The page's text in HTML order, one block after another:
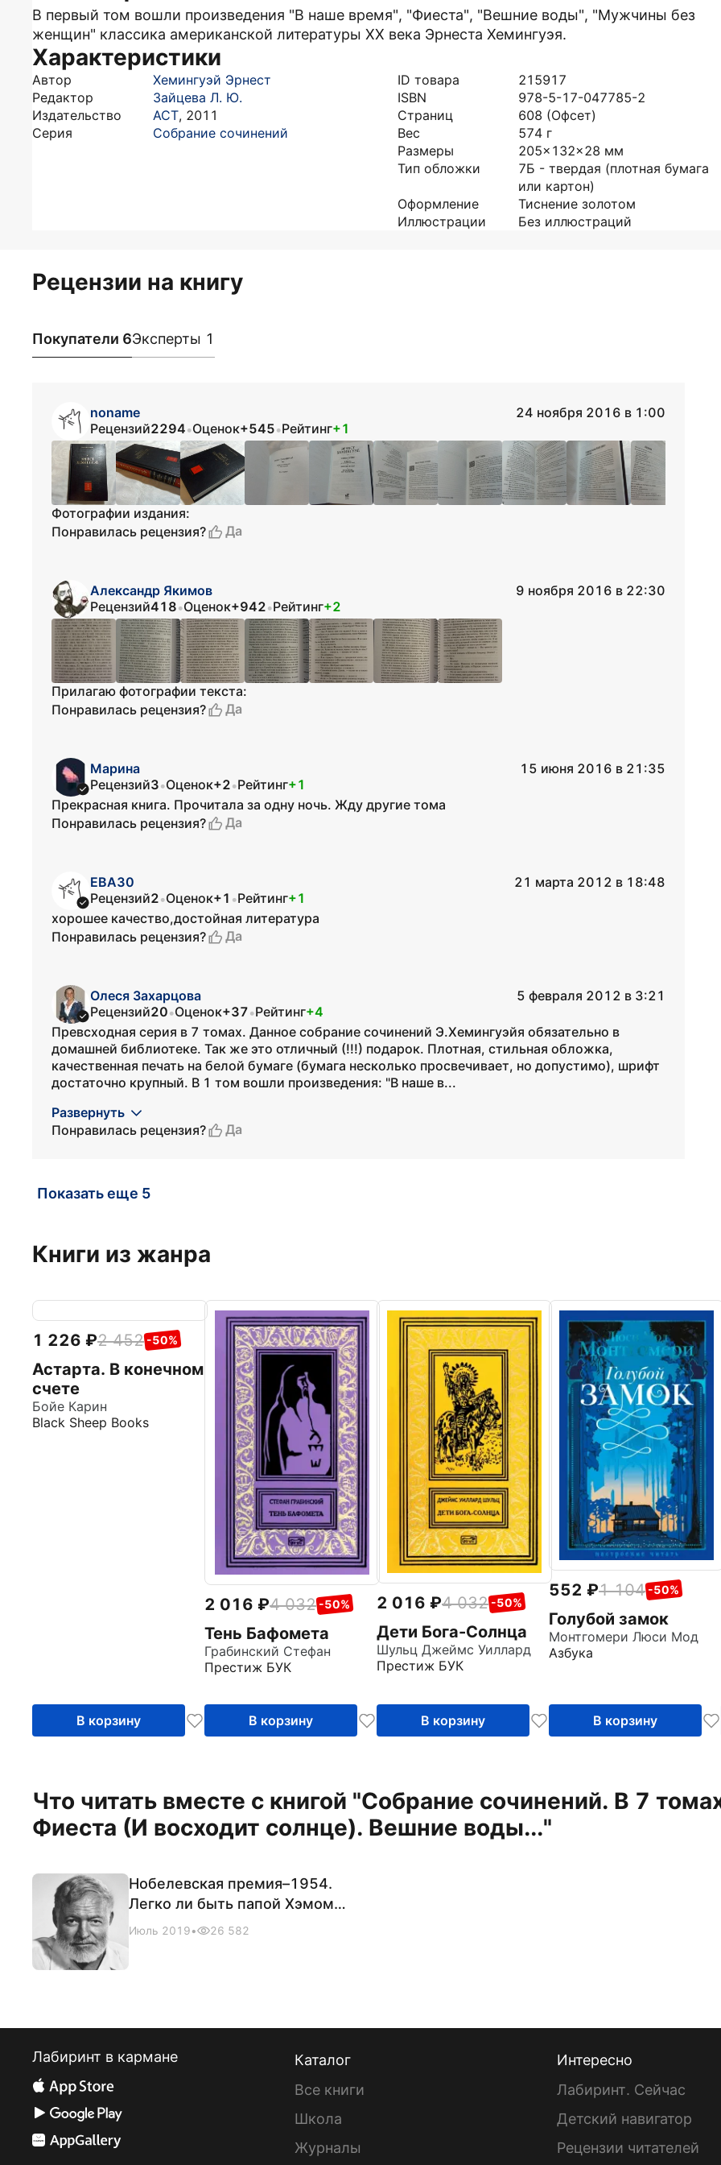
В первый том вошли произведения "В наше время", "Фиеста", "Вешние воды", "Мужчины без
женщин" классика американской литературы XX века Эрнеста Хемингуэя.
Характеристики
Автор
Хемингуэй Эрнест
Редактор
Зайцева Л. Ю.
Издательство
АСТ, 2011
Серия
Собрание сочинений
ID товара
215917
ISBN
978-5-17-047785-2
Страниц
608 (Офсет)
Вес
574 г
Размеры
205x132x28 мм
Тип обложки
7Б - твердая (плотная бумага
или картон)
Оформление
Тиснение золотом
Иллюстрации
Без иллюстраций
Рецензии на книгу
Покупатели 6Эксперты 1
noname
24 ноября 2016 в 1:00
Рецензий2294•Оценок+545•Рейтинг+1
Фотографии издания:
Понравилась рецензия?
Да
Александр Якимов
9 ноября 2016 в 22:30
Рецензий418•Оценок+942•Рейтинг+2
Прилагаю фотографии текста:
Понравилась рецензия?
Да
Марина
15 июня 2016 в 21:35
Рецензий3•Оценок+2•Рейтинг+1
Прекрасная книга. Прочитала за одну ночь. Жду другие тома
Понравилась рецензия?
Да
ЕВА30
21 марта 2012 в 18:48
Рецензий2•Оценок+1 •Рейтинг+1
хорошее качество,достойная литература
Понравилась рецензия?
Да
Олеся Захарцова
5 февраля 2012 в 3:21
Рецензий20•Оценок+37•Рейтинг+4
Превсходная серия в 7 томах. Данное собрание сочинений Э.Хемингуэйя обязательно в
домашней библиотеке. Так же это отличный (!!!) подарок. Плотная, стильная обложка,
качественная печать на белой бумаге (бумага несколько просвечивает, но допустимо), шрифт
достаточно крупный. В 1 том вошли произведения: "В наше в...
Развернуть
Понравилась рецензия?
Да
Показать еще 5
Книги из жанра
1 226 2 452 -50%
Астарта. В конечном
счете
Бойе Карин
Black Sheep Books
В корзину
2 016 4 032 -50%
Тень Бафомета
Грабинский Стефан
Престиж БУК
В корзину
2 016 4 032 -50%
Дети Бога-Солнца
Шульц Джеймс Уиллард
Престиж БУК
В корзину
552 1 104 -50%
Голубой замок
Монтгомери Люси Мод
Азбука
В корзину
Что читать вместе с книгой "Собрание сочинений. В 7
Фиеста (И восходит солнце). Вешние воды..."
Нобелевская премия–1954.
Легко ли быть папой Хэмом?
К 120-летию Эрнеста
Июль 2019• 26 582
Лабиринт в кармане
Каталог
Все книги
Школа
Журналы
Интересно
Лабиринт. Сейчас
Детский навигатор
Рецензии читателей